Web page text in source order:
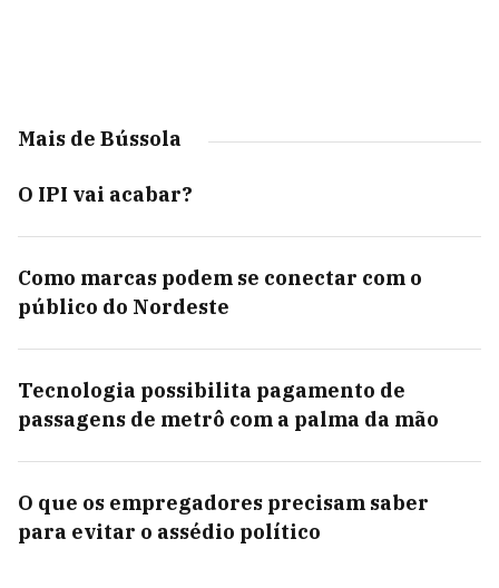
Mais de Bússola
O IPI vai acabar?
Como marcas podem se conectar com o
público do Nordeste
Tecnologia possibilita pagamento de
passagens de metrô com a palma da mão
O que os empregadores precisam saber
para evitar o assédio político